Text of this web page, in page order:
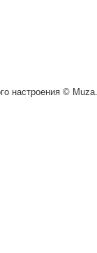
настроения ©